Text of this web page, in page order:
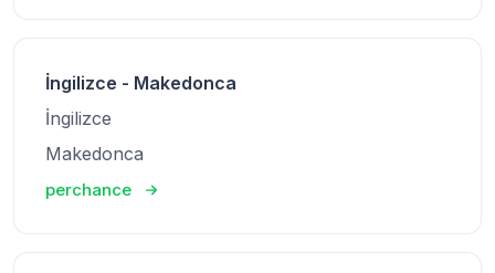
İngilizce - Makedonca
İngilizce
Makedonca
perchance